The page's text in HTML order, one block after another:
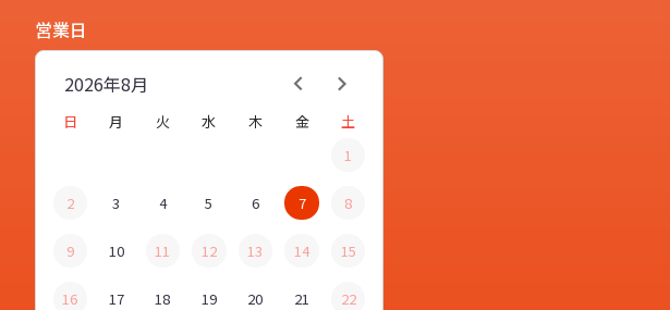
営業日
8月
2026年
日 月 火 水 木 金
土
1
2 3 4 5 6 7 8
9 10 11 12 13 14 15
16 17 18 19 20 21 22